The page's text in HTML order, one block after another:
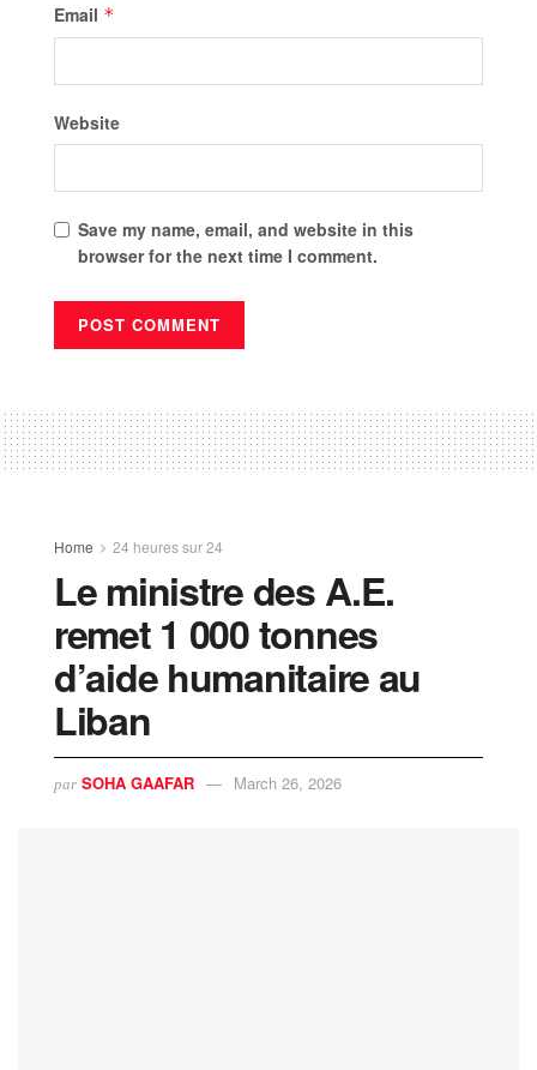
Email *
Website
Save my name, email, and website in this
browser for the next time I comment.
Home 24 heures sur 24
Le ministre des A.E.
remet 1 000 tonnes
d’aide humanitaire au
Liban
par SOHA GAAFAR March 26, 2026